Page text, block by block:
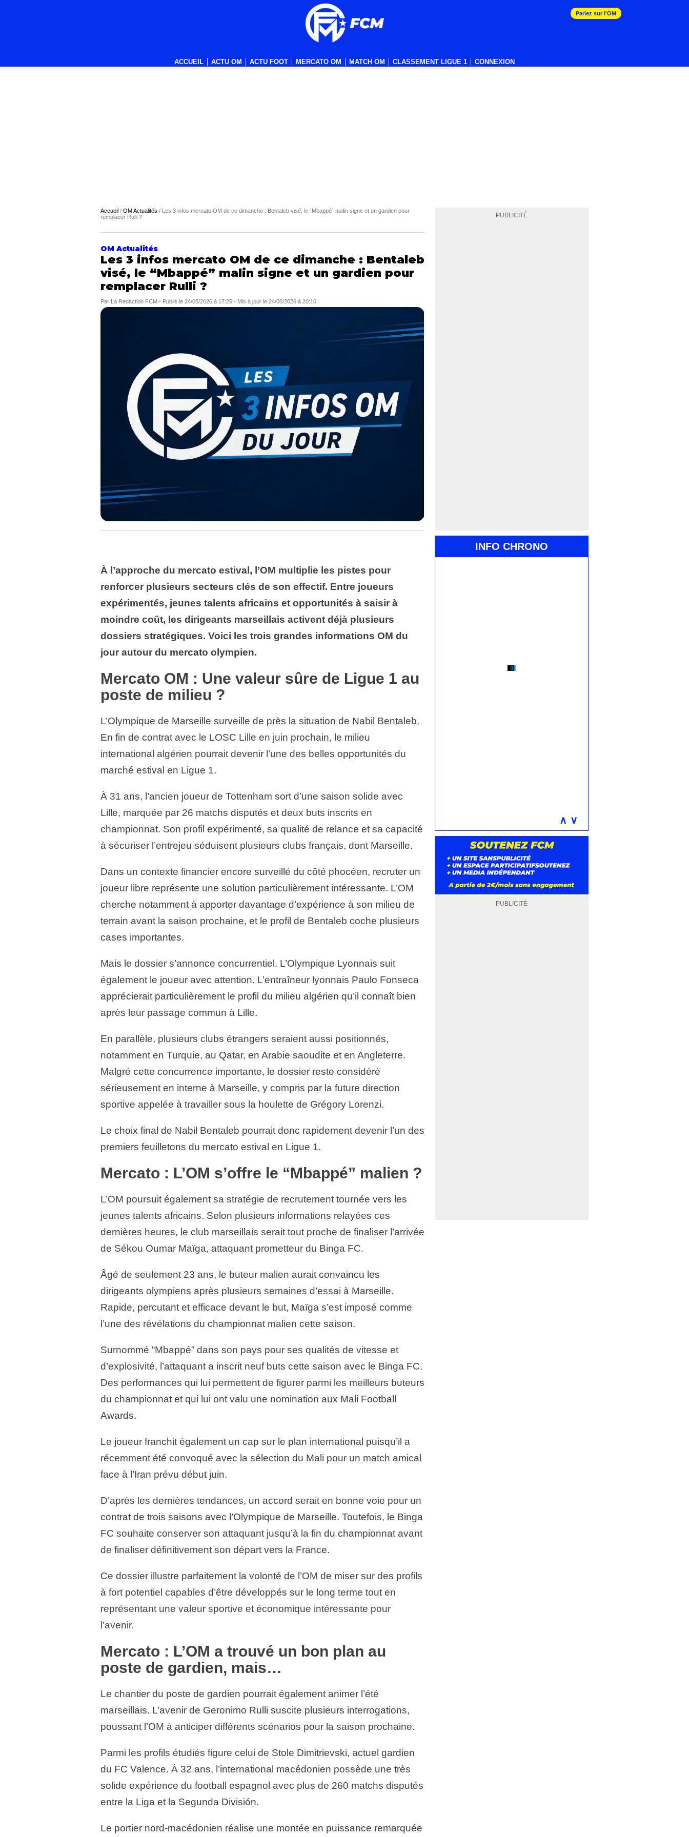
ACCUEIL ACTU OM ACTU FOOT MERCATO OM MATCH OM CLASSEMENT LIGUE 1 CONNEXION
Pariez sur l'OM
PUBLICITÉ
INFO CHRONO
∧ ∨
PUBLICITÉ
Accueil / OM Actualités / Les 3 infos mercato OM de ce dimanche : Bentaleb visé, le “Mbappé” malin signe et un gardien pour
remplacer Rulli ?
OM Actualités
Les 3 infos mercato OM de ce dimanche : Bentaleb
visé, le “Mbappé” malin signe et un gardien pour
remplacer Rulli ?
Par La Redaction FCM - Publié le 24/05/2026 à 17:25 - Mis à jour le 24/05/2026 à 20:10
À l’approche du mercato estival, l’OM multiplie les pistes pour
renforcer plusieurs secteurs clés de son effectif. Entre joueurs
expérimentés, jeunes talents africains et opportunités à saisir à
moindre coût, les dirigeants marseillais activent déjà plusieurs
dossiers stratégiques. Voici les trois grandes informations OM du
jour autour du mercato olympien.
Mercato OM : Une valeur sûre de Ligue 1 au
poste de milieu ?
L’Olympique de Marseille surveille de près la situation de Nabil Bentaleb.
En fin de contrat avec le LOSC Lille en juin prochain, le milieu
international algérien pourrait devenir l’une des belles opportunités du
marché estival en Ligue 1.
À 31 ans, l’ancien joueur de Tottenham sort d’une saison solide avec
Lille, marquée par 26 matchs disputés et deux buts inscrits en
championnat. Son profil expérimenté, sa qualité de relance et sa capacité
à sécuriser l’entrejeu séduisent plusieurs clubs français, dont Marseille.
Dans un contexte financier encore surveillé du côté phocéen, recruter un
joueur libre représente une solution particulièrement intéressante. L’OM
cherche notamment à apporter davantage d’expérience à son milieu de
terrain avant la saison prochaine, et le profil de Bentaleb coche plusieurs
cases importantes.
Mais le dossier s’annonce concurrentiel. L’Olympique Lyonnais suit
également le joueur avec attention. L’entraîneur lyonnais Paulo Fonseca
apprécierait particulièrement le profil du milieu algérien qu’il connaît bien
après leur passage commun à Lille.
En parallèle, plusieurs clubs étrangers seraient aussi positionnés,
notamment en Turquie, au Qatar, en Arabie saoudite et en Angleterre.
Malgré cette concurrence importante, le dossier reste considéré
sérieusement en interne à Marseille, y compris par la future direction
sportive appelée à travailler sous la houlette de Grégory Lorenzi.
Le choix final de Nabil Bentaleb pourrait donc rapidement devenir l’un des
premiers feuilletons du mercato estival en Ligue 1.
Mercato : L’OM s’offre le “Mbappé” malien ?
L’OM poursuit également sa stratégie de recrutement tournée vers les
jeunes talents africains. Selon plusieurs informations relayées ces
dernières heures, le club marseillais serait tout proche de finaliser l’arrivée
de Sékou Oumar Maïga, attaquant prometteur du Binga FC.
Âgé de seulement 23 ans, le buteur malien aurait convaincu les
dirigeants olympiens après plusieurs semaines d’essai à Marseille.
Rapide, percutant et efficace devant le but, Maïga s’est imposé comme
l’une des révélations du championnat malien cette saison.
Surnommé “Mbappé” dans son pays pour ses qualités de vitesse et
d’explosivité, l’attaquant a inscrit neuf buts cette saison avec le Binga FC.
Des performances qui lui permettent de figurer parmi les meilleurs buteurs
du championnat et qui lui ont valu une nomination aux Mali Football
Awards.
Le joueur franchit également un cap sur le plan international puisqu’il a
récemment été convoqué avec la sélection du Mali pour un match amical
face à l’Iran prévu début juin.
D’après les dernières tendances, un accord serait en bonne voie pour un
contrat de trois saisons avec l’Olympique de Marseille. Toutefois, le Binga
FC souhaite conserver son attaquant jusqu’à la fin du championnat avant
de finaliser définitivement son départ vers la France.
Ce dossier illustre parfaitement la volonté de l’OM de miser sur des profils
à fort potentiel capables d’être développés sur le long terme tout en
représentant une valeur sportive et économique intéressante pour
l’avenir.
Mercato : L’OM a trouvé un bon plan au
poste de gardien, mais…
Le chantier du poste de gardien pourrait également animer l’été
marseillais. L’avenir de Geronimo Rulli suscite plusieurs interrogations,
poussant l’OM à anticiper différents scénarios pour la saison prochaine.
Parmi les profils étudiés figure celui de Stole Dimitrievski, actuel gardien
du FC Valence. À 32 ans, l’international macédonien possède une très
solide expérience du football espagnol avec plus de 260 matchs disputés
entre la Liga et la Segunda División.
Le portier nord-macédonien réalise une montée en puissance remarquée